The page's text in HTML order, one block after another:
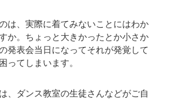
は、実際に着てみないことにはわか
か。ちょっと大きかったとか小さか
発表会当日になってそれが発覚して
ってしまいます。
、ダンス教室の生徒さんなどがご自